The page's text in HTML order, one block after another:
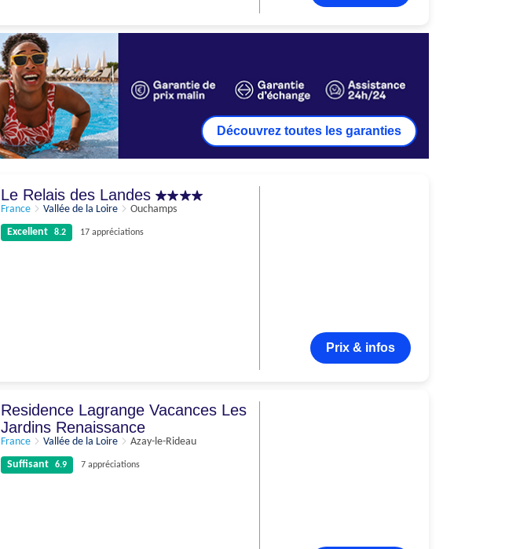
Découvrez toutes les garanties
Le Relais des Landes
France Vallée de la Loire
Ouchamps
Excellent
8.2 17 appréciations
Prix & infos
Residence Lagrange Vacances Les
Jardins Renaissance
France Vallée de la Loire
Azay-le-Rideau
Suffisant
6.9 7 appréciations